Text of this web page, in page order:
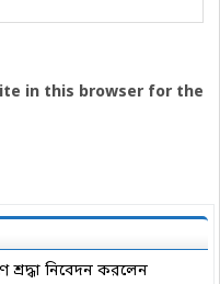
in this browser for the
শ্রদ্ধা নিবেদন করলেন